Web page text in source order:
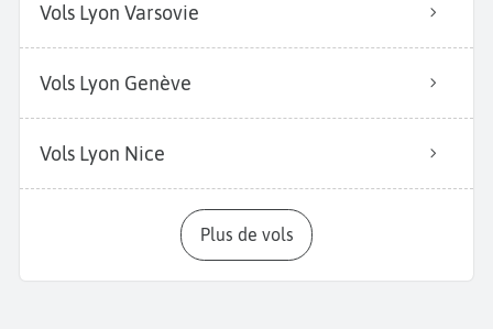
Vols Lyon Varsovie
Vols Lyon Genève
Vols Lyon Nice
Plus de vols